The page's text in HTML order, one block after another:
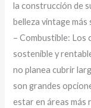
la construcción de
belleza vintage más
– Combustible: Los
sostenible y
no planea cubrir
son grandes
estar en áreas más